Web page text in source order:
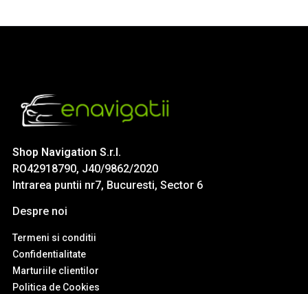
Shop Navigation S.r.l.
RO42918790, J40/9862/2020
Intrarea puntii nr7, Bucuresti, Sector 6
Despre noi
Termeni si conditii
Confidentialitate
Marturiile clientilor
Politica de Cookies